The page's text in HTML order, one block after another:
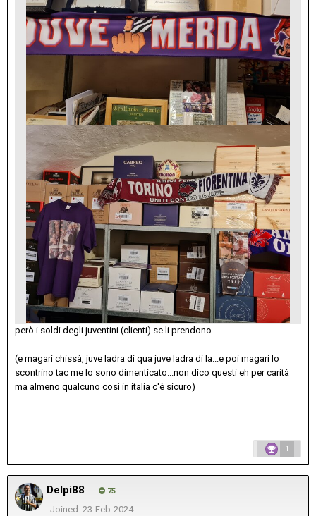
però i soldi degli juventini (clienti) se li prendono
(e magari chissà, juve ladra di qua juve ladra di la...e poi magari lo
scontrino tac me lo sono dimenticato...non dico questi eh per carità
ma almeno qualcuno così in italia c'è sicuro)
1
Delpi88 75
Joined: 23-Feb-2024